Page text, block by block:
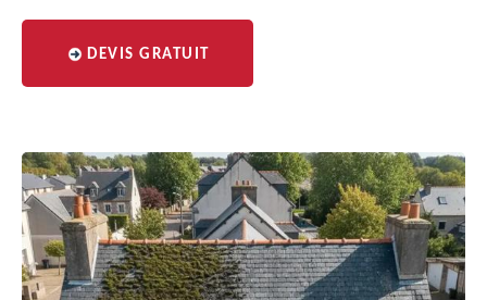
DEVIS GRATUIT